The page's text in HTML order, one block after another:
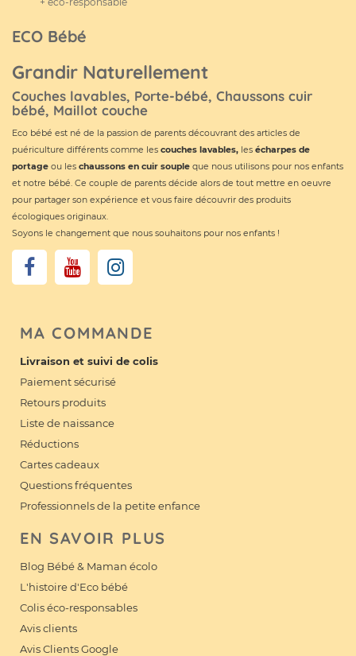
ECO Bébé
Grandir Naturellement
Couches lavables, Porte-bébé, Chaussons cuir
bébé, Maillot couche
Eco bébé est né de la passion de parents découvrant des articles de
puériculture différents comme les couches lavables, les écharpes de
portage ou les chaussons en cuir souple que nous utilisons pour nos enfants
et notre bébé. Ce couple de parents décide alors de tout mettre en oeuvre
pour partager son expérience et vous faire découvrir des produits
écologiques originaux.
Soyons le changement que nous souhaitons pour nos enfants !
MA COMMANDE
Livraison et suivi de colis
Paiement sécurisé
Retours produits
Liste de naissance
Réductions
Cartes cadeaux
Questions fréquentes
Professionnels de la petite enfance
EN SAVOIR PLUS
Blog Bébé & Maman écolo
L'histoire d'Eco bébé
Colis éco-responsables
Avis clients
Avis Clients Google